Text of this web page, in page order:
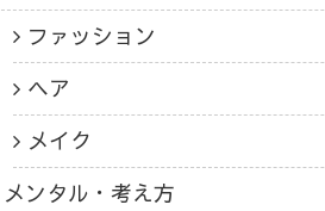
ファッション
ヘア
メイク
メンタル・考え方